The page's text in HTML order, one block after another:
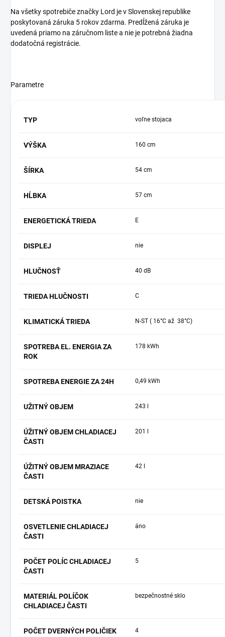
Na všetky spotrebiče značky Lord je v Slovenskej republike
poskytovaná záruka 5 rokov zdarma. Predĺžená záruka je
uvedená priamo na záručnom liste a nie je potrebná žiadna
dodatočná registrácie.
Parametre
TYP voľne stojaca
VÝŠKA 160 cm
ŠÍRKA 54 cm
HĹBKA 57 cm
ENERGETICKÁ TRIEDA E
DISPLEJ nie
HLUČNOSŤ 40 dB
TRIEDA HLUČNOSTI C
KLIMATICKÁ TRIEDA N-ST ( 16°C až 38°C)
SPOTREBA EL. ENERGIA ZA
ROK
178 kWh
SPOTREBA ENERGIE ZA 24H 0,49 kWh
UŽITNÝ OBJEM 243 l
ÚŽITNÝ OBJEM CHLADIACEJ
ČASTI
201 l
ÚŽITNÝ OBJEM MRAZIACE
ČASTI
42 l
DETSKÁ POISTKA nie
OSVETLENIE CHLADIACEJ
ČASTI
áno
POČET POLÍC CHLADIACEJ
ČASTI
5
MATERIÁL POLÍČOK
CHLADIACEJ ČASTI
bezpečnostné sklo
POČET DVERNÝCH POLIČIEK 4